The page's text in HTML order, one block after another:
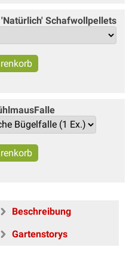
Schafwollpellets
Beschreibung
Gartenstorys